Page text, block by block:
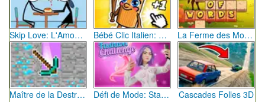
Skip Love: L'Amour en Péril Bébé Clic Italien: La Folie des Petits Bambins La Ferme des Mots - Cultivez votre Vocabulaire
Maître de la Destruction: Fusion de Pioches Défi de Mode: Star du Podium Cascades Folles 3D